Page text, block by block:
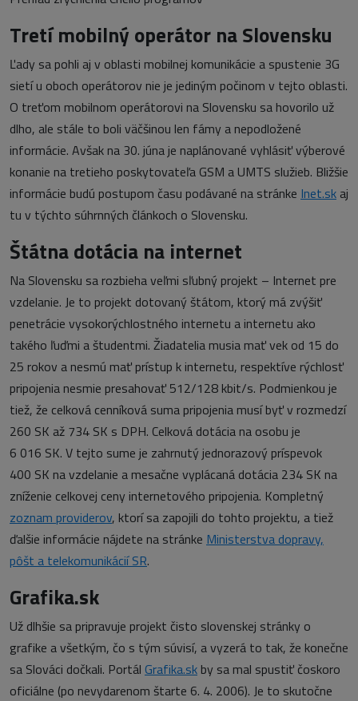
Tretí mobilný operátor na Slovensku
Ľady sa pohli aj v oblasti mobilnej komunikácie a spustenie 3G
sietí u oboch operátorov nie je jediným počinom v tejto oblasti.
O treťom mobilnom operátorovi na Slovensku sa hovorilo už
dlho, ale stále to boli väčšinou len fámy a nepodložené
informácie. Avšak na 30. júna je naplánované vyhlásiť výberové
konanie na tretieho poskytovateľa GSM a UMTS služieb. Bližšie
informácie budú postupom času podávané na stránke Inet.sk aj
tu v týchto súhrnných článkoch o Slovensku.
Štátna dotácia na internet
Na Slovensku sa rozbieha veľmi sľubný projekt – Internet pre
vzdelanie. Je to projekt dotovaný štátom, ktorý má zvýšiť
penetrácie vysokorýchlostného internetu a internetu ako
takého ľuďmi a študentmi. Žiadatelia musia mať vek od 15 do
25 rokov a nesmú mať prístup k internetu, respektíve rýchlosť
pripojenia nesmie presahovať 512/128 kbit/s. Podmienkou je
tiež, že celková cenníková suma pripojenia musí byť v rozmedzí
260 SK až 734 SK s DPH. Celková dotácia na osobu je
6 016 SK. V tejto sume je zahrnutý jednorazový príspevok
400 SK na vzdelanie a mesačne vyplácaná dotácia 234 SK na
zníženie celkovej ceny internetového pripojenia. Kompletný
zoznam providerov, ktorí sa zapojili do tohto projektu, a tiež
ďalšie informácie nájdete na stránke Ministerstva dopravy,
pôšt a telekomunikácií SR.
Grafika.sk
Už dlhšie sa pripravuje projekt čisto slovenskej stránky o
grafike a všetkým, čo s tým súvisí, a vyzerá to tak, že konečne
sa Slováci dočkali. Portál Grafika.sk by sa mal spustiť čoskoro
oficiálne (po nevydarenom štarte 6. 4. 2006). Je to skutočne